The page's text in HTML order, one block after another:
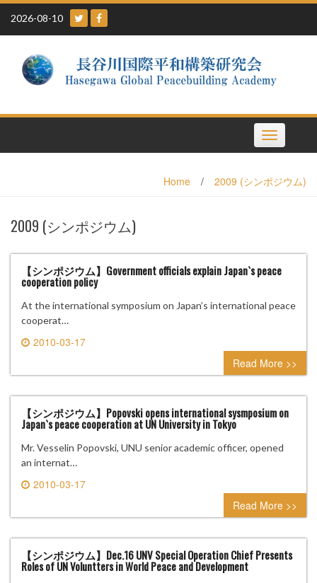
Skip
content
2026-08-10
Toggle
navigation
Home / 2009 (シンポジウム)
2009 (シンポジウム)
【シンポジウム】Government officials explain Japan`s peace
cooperation policy
At the international symposium on Japan’s international peace
cooperat…
2010-03-17
0 comment
Read More >>
【シンポジウム】Popovski opens international sysmposium on
Japan`s peace cooperation at UN University in Tokyo
Mr. Vesselin Popovski, UNU senior academic officer, opened
an internat…
2010-03-17
0 comment
Read More >>
【シンポジウム】Dec.16 UNV Special Operation Chief Presents
Roles of UN Voluntters in World Peace and Development